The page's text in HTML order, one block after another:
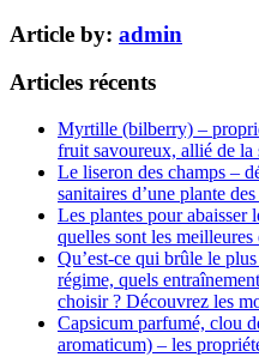
Article by: admin
Articles récents
Myrtille (bilberry) –
fruit savoureux, allié de la
Le liseron des champs –
sanitaires d’une plante
Les plantes pour abaisser
quelles sont les
Qu’est-ce qui brûle le
régime, quels
choisir ? Découvrez les
Capsicum parfumé, clou
aromaticum) – les